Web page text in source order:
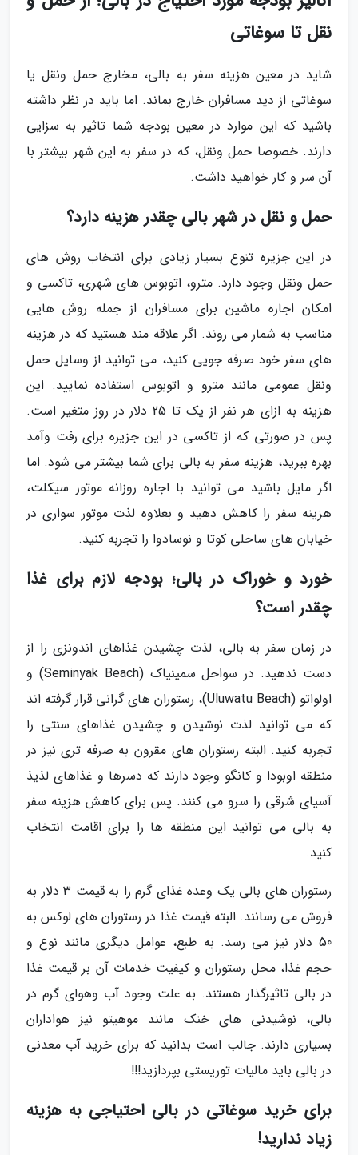
نقل تا سوغاتی
شاید در معین هزینه سفر به بالی، مخارج حمل ونقل یا
سوغاتی از دید مسافران خارج بماند. اما باید در نظر داشته
باشید که این موارد در معین بودجه شما تاثیر به سزایی
دارند. خصوصا حمل ونقل، که در سفر به این شهر بیشتر با
آن سر و کار خواهید داشت.
حمل و نقل در شهر بالی چقدر هزینه دارد؟
در این جزیره تنوع بسیار زیادی برای انتخاب روش های
حمل ونقل وجود دارد. مترو، اتوبوس های شهری، تاکسی و
امکان اجاره ماشین برای مسافران از جمله روش هایی
مناسب به شمار می روند. اگر علاقه مند هستید که در هزینه
های سفر خود صرفه جویی کنید، می توانید از وسایل حمل
ونقل عمومی مانند مترو و اتوبوس استفاده نمایید. این
هزینه به ازای هر نفر از یک تا 25 دلار در روز متغیر است.
پس در صورتی که از تاکسی در این جزیره برای رفت وآمد
بهره ببرید، هزینه سفر به بالی برای شما بیشتر می شود. اما
اگر مایل باشید می توانید با اجاره روزانه موتور سیکلت،
هزینه سفر را کاهش دهید و بعلاوه لذت موتور سواری در
خیابان های ساحلی کوتا و نوسادوا را تجربه کنید.
خورد و خوراک در بالی؛ بودجه لازم برای غذا
چقدر است؟
در زمان سفر به بالی، لذت چشیدن غذاهای اندونزی را از
دست ندهید. در سواحل سمینیاک (Seminyak Beach) و
اولواتو (Uluwatu Beach)، رستوران های گرانی قرار گرفته اند
که می توانید لذت نوشیدن و چشیدن غذاهای سنتی را
تجربه کنید. البته رستوران های مقرون به صرفه تری نیز در
منطقه اوبودا و کانگو وجود دارند که دسرها و غذاهای لذیذ
آسیای شرقی را سرو می کنند. پس برای کاهش هزینه سفر
به بالی می توانید این منطقه ها را برای اقامت انتخاب
کنید.
رستوران های بالی یک وعده غذای گرم را به قیمت 3 دلار به
فروش می رسانند. البته قیمت غذا در رستوران های لوکس به
50 دلار نیز می رسد. به طبع، عوامل دیگری مانند نوع و
حجم غذا، محل رستوران و کیفیت خدمات آن بر قیمت غذا
در بالی تاثیرگذار هستند. به علت وجود آب وهوای گرم در
بالی، نوشیدنی های خنک مانند موهیتو نیز هواداران
بسیاری دارند. جالب است بدانید که برای خرید آب معدنی
در بالی باید مالیات توریستی بپردازید!!!
برای خرید سوغاتی در بالی احتیاجی به هزینه
زیاد ندارید!